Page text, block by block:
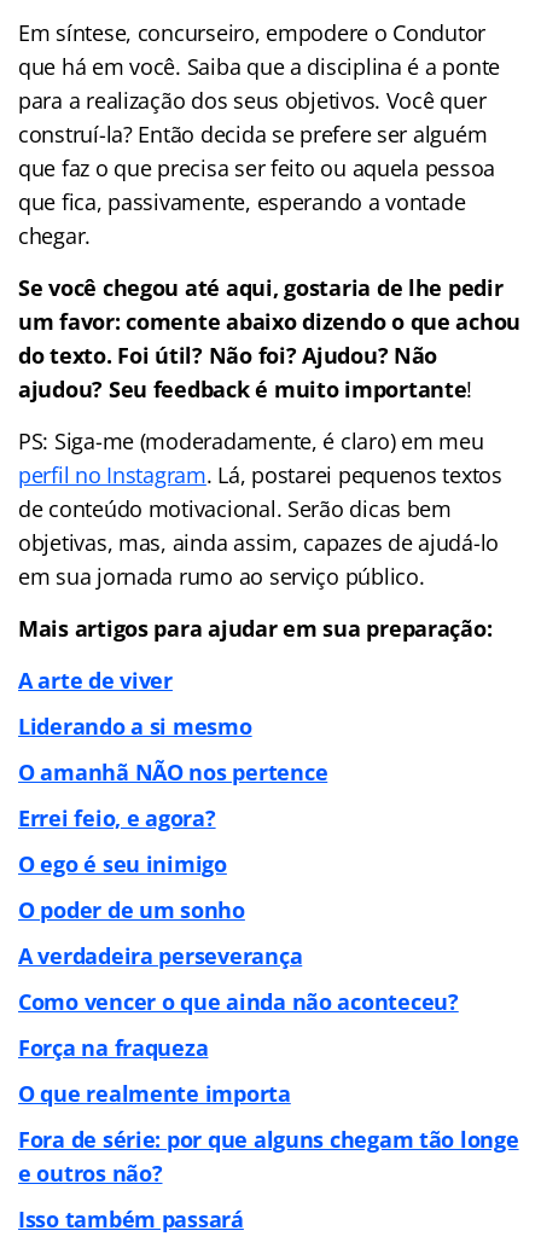
Em síntese, concurseiro, empodere o Condutor
que há em você. Saiba que a disciplina é a ponte
para a realização dos seus objetivos. Você quer
construí-la? Então decida se prefere ser alguém
que faz o que precisa ser feito ou aquela pessoa
que fica, passivamente, esperando a vontade
chegar.
Se você chegou até aqui, gostaria de lhe pedir
um favor: comente abaixo dizendo o que achou
do texto. Foi útil? Não foi? Ajudou? Não
ajudou? Seu feedback é muito importante!
PS: Siga-me (moderadamente, é claro) em meu
perfil no Instagram. Lá, postarei pequenos textos
de conteúdo motivacional. Serão dicas bem
objetivas, mas, ainda assim, capazes de ajudá-lo
em sua jornada rumo ao serviço público.
Mais artigos para ajudar em sua preparação:
A arte de viver
Liderando a si mesmo
O amanhã NÃO nos pertence
Errei feio, e agora?
O ego é seu inimigo
O poder de um sonho
A verdadeira perseverança
Como vencer o que ainda não aconteceu?
Força na fraqueza
O que realmente importa
Fora de série: por que alguns chegam tão longe
e outros não?
Isso também passará